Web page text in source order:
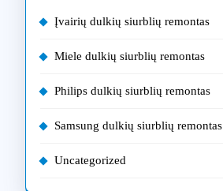
Įvairių dulkių siurblių remontas
Miele dulkių siurblių remontas
Philips dulkių siurblių remontas
Samsung dulkių siurblių remontas
Uncategorized